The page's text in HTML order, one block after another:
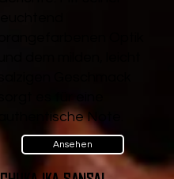
authentische Note.
Ansehen